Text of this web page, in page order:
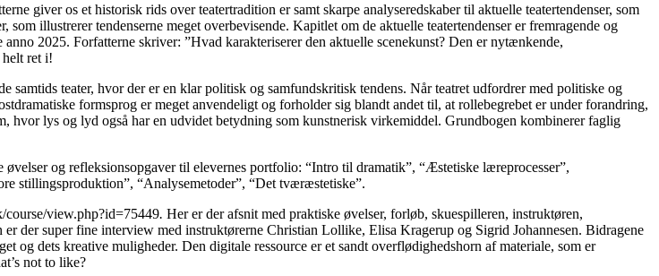
giver os et historisk rids over teatertradition er samt skarpe analyseredskaber til aktuelle teatertendenser, som
illustrerer tendenserne meget overbevisende. Kapitlet om de aktuelle teatertendenser er fremragende og
2025. Forfatterne skriver: ”Hvad karakteriserer den aktuelle scenekunst? Den er nytænkende,
ret i!
teater, hvor der er en klar politisk og samfundskritisk tendens. Når teatret udfordrer med politiske og
formsprog er meget anvendeligt og forholder sig blandt andet til, at rollebegrebet er under forandring,
hvor lys og lyd også har en udvidet betydning som kunstnerisk virkemiddel. Grundbogen kombinerer faglig
og refleksionsopgaver til elevernes portfolio: “Intro til dramatik”, “Æstetiske læreprocesser”,
stillingsproduktion”, “Analysemetoder”, “Det tværæstetiske”.
course/view.php?id=75449. Her er der afsnit med praktiske øvelser, forløb, skuespilleren, instruktøren,
der super fine interview med instruktørerne Christian Lollike, Elisa Kragerup og Sigrid Johannesen. Bidragene
dets kreative muligheder. Den digitale ressource er et sandt overflødighedshorn af materiale, som er
not to like?